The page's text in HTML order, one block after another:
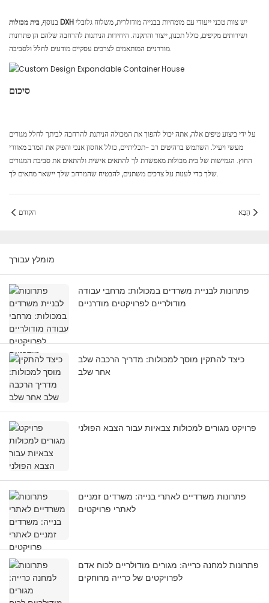
בנוסף,בית מכולות DXHיש צוות טכני ייעודי עם מומחיות בבנייה מודולרית, משלוח גלובלי
ושירותים מקיפים, כולל תכנון, ייצור והתקנה. היחידות הניתנות להרחבה שלהם הן פתרונות
מודרניים המותאמים לצרכים עסקיים מודעים לחלל ולסביבה.
סיכום
על ידי ביצוע טיפים אלה, אתה יכול להפוך את המכולה הניתנת להרחבה לביתך לחלל מגורים
מעשי ויעיל. השתמש ברהיטים רב -תכליתיים, כולל אחסון אנכי והפיק את המרב מאזורי
החוץ. הגמישות של בית מכולות מאפשרת לך להתאים אישית ולהתאים את סביבת המגורים
שלך כדי לענות על צרכים משתנים, להבטיח שהמרחב שלך יישאר מתאים לך.
הקודם הַבָּא
מומלץ עבורך
פתרונות לבניית משרדים במכולות: מרחבי עבודה
מודולריים לפרויקטים מודרניים
כיצד להתקין מוסך למכולות: מדריך הרכבה שלב
אחר שלב
פרויקט מגורים למכולות צבאיות עבור הצבא הפולני
פתרונות משרדיים לאתרי בנייה: משרדים זמניים
לאתרי פרויקטים
פתרונות למחנה כרייה: מגורים מודולריים לכוח אדם
לפרויקטים של כרייה מרוחקים